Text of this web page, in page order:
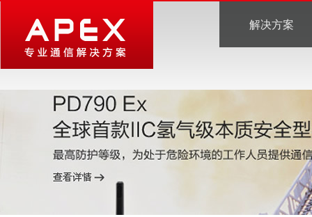
解决方案